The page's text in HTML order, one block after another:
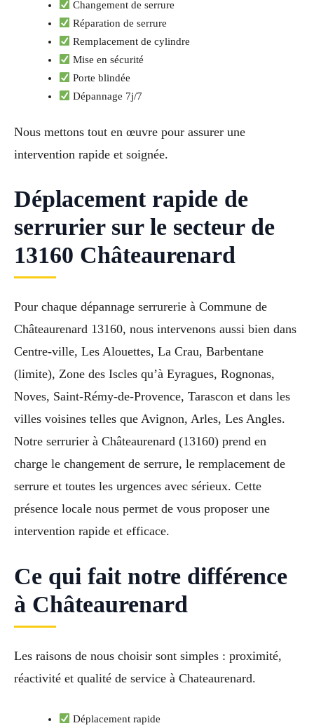
Changement de serrure
Réparation de serrure
Remplacement de cylindre
Mise en sécurité
Porte blindée
Dépannage 7j/7
Nous mettons tout en œuvre pour assurer une
intervention rapide et soignée.
Déplacement rapide de
serrurier sur le secteur de
13160 Châteaurenard
Pour chaque dépannage serrurerie à Commune de
Châteaurenard 13160, nous intervenons aussi bien dans
Centre-ville, Les Alouettes, La Crau, Barbentane
(limite), Zone des Iscles qu’à Eyragues, Rognonas,
Noves, Saint-Rémy-de-Provence, Tarascon et dans les
villes voisines telles que Avignon, Arles, Les Angles.
Notre serrurier à Châteaurenard (13160) prend en
charge le changement de serrure, le remplacement de
serrure et toutes les urgences avec sérieux. Cette
présence locale nous permet de vous proposer une
intervention rapide et efficace.
Ce qui fait notre différence
à Châteaurenard
Les raisons de nous choisir sont simples : proximité,
réactivité et qualité de service à Chateaurenard.
Déplacement rapide